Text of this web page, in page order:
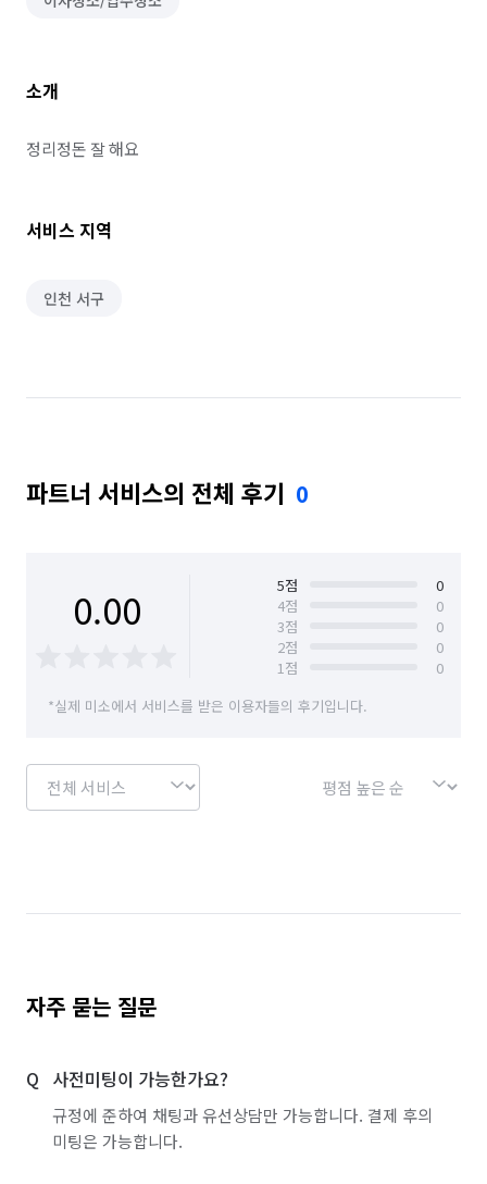
소개
정리정돈 잘 해요
서비스 지역
인천 서구
파트너 서비스의 전체 후기 0
0.00 5점
0
4점
0
3점
0
2점
0
1점
0
*실제 미소에서 서비스를 받은 이용자들의 후기입니다.
자주 묻는 질문
사전미팅이 가능한가요?
규정에 준하여 채팅과 유선상담만 가능합니다. 결제 후의
미팅은 가능합니다.